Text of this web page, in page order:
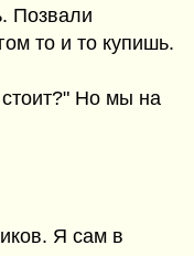
Позвали
то и то купишь.
Но мы на
Я сам в